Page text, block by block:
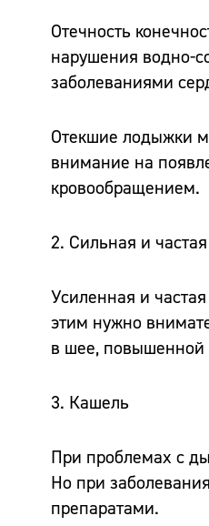
Отечность
нарушения водно-
заболеваниями
Отекшие лодыжки
внимание на
кровообращением.
2. Сильная и
Усиленная и
этим нужно
в шее, повышенной
3. Кашель
При проблемах с
Но при
препаратами.